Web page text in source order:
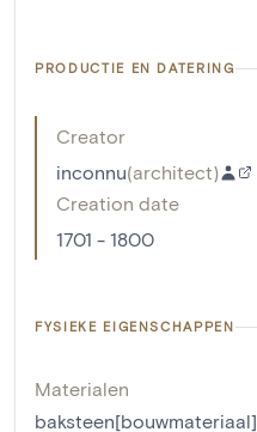
PRODUCTIE EN DATERING
Creator
inconnu(architect)
Creation date
1701 - 1800
FYSIEKE EIGENSCHAPPEN
Materialen
baksteen[bouwmateriaal]